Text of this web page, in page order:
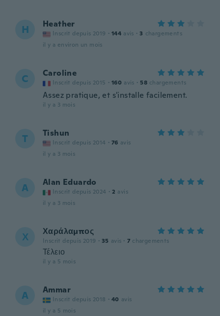
H Heather
Inscrit depuis 2019 · 144 avis · 3 chargements
il y a environ un mois
C Caroline
Inscrit depuis 2015 · 160 avis · 58 chargements
Assez pratique, et s'installe facilement.
il y a 3 mois
T Tishun
Inscrit depuis 2014 · 76 avis
il y a 3 mois
A Alan Eduardo
Inscrit depuis 2024 · 2 avis
il y a 3 mois
Χ Χαράλαμπος
Inscrit depuis 2019 · 35 avis · 7 chargements
Τέλειο
il y a 5 mois
A Ammar
Inscrit depuis 2018 · 40 avis
il y a 5 mois